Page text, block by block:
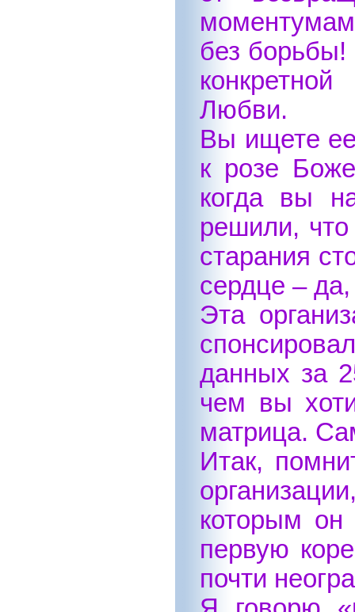
без борьбы!
Любви.
Вы ищете
к розе
когда вы
решили, что
старания
сердце –
Эта
данных за
чем вы
матрица.
Итак,
которым он
первую
почти